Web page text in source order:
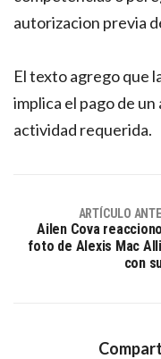
autorizacion previa
El texto agrego que
implica el pago de
actividad requerida.
ARTÍCULO
Ailen Cova
foto de Alexis Mac
con